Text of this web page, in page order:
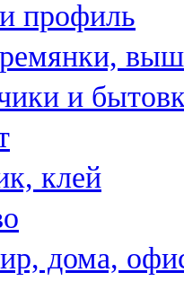
профиль
и
клей
дома,